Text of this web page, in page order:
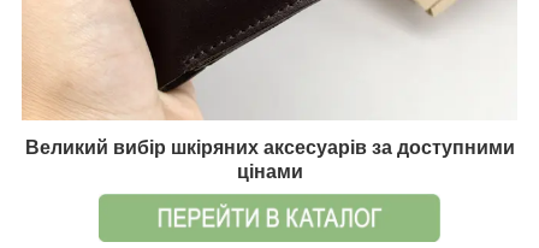
Великий вибір шкіряних аксесуарів за доступними
цінами